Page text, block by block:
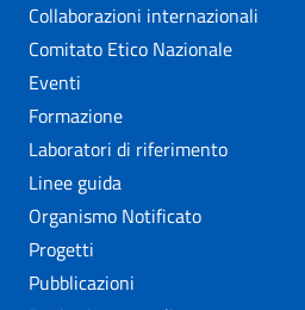
Collaborazioni internazionali
Comitato Etico Nazionale
Eventi
Formazione
Laboratori di riferimento
Linee guida
Organismo Notificato
Progetti
Pubblicazioni